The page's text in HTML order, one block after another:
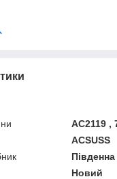
AC2119 ,
ACSUSS
Новий